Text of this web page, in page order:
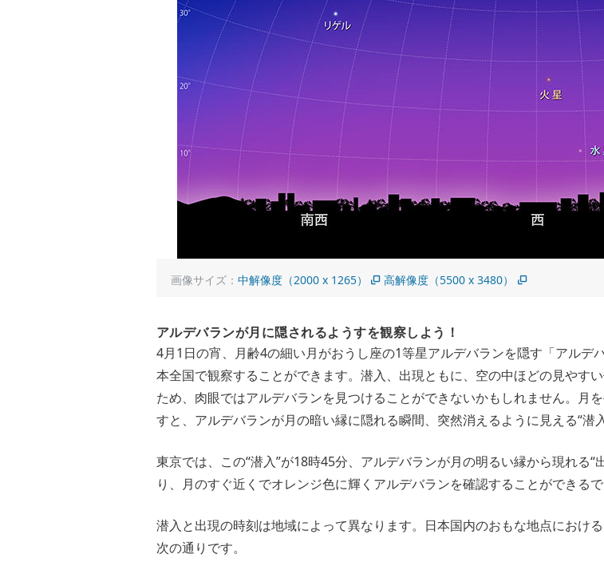
画像サイズ： 中解像度（2000 x 1265） 高解像度（5500 x 3480）
アルデバランが月に隠されるようすを観察しよう！
4月1日の宵、月齢4の細い月がおうし座の1等星アルデバランを隠す「アルデ
本全国で観察することができます。潜入、出現ともに、空の中ほどの見やす
ため、肉眼ではアルデバランを見つけることができないかもしれません。月
すと、アルデバランが月の暗い縁に隠れる瞬間、突然消えるように見える“潜
東京では、この“潜入”が18時45分、アルデバランが月の明るい縁から現れる
り、月のすぐ近くでオレンジ色に輝くアルデバランを確認することができるで
潜入と出現の時刻は地域によって異なります。日本国内のおもな地点におけ
次の通りです。